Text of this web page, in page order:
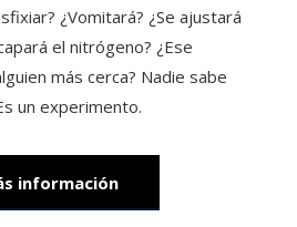
¿Vomitará? ¿Se ajustará
el nitrógeno? ¿Ese
más cerca? Nadie sabe
un experimento.
información